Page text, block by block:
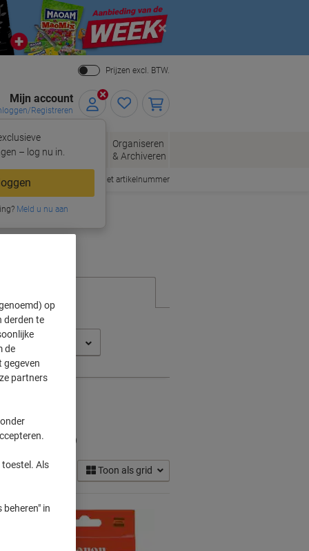
Close
Prijzen excl. BTW.
Mijn account
Registreren
– log nu in.
Meld u nu aan
Kantoorartikelen
Organiseren
& Archiveren
Snel bestellen met artikelnummer
IP 100 V
(5)
Toon als grid
op
derden te
de
gegeven
partners
Als
in